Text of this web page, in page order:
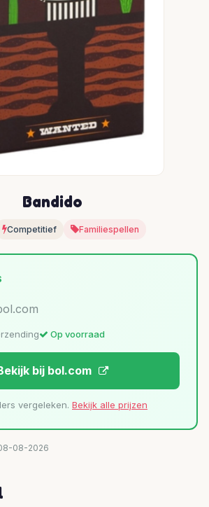
Bandido
Competitief Familiespellen
Op voorraad
bij bol.com
vergeleken. Bekijk alle prijzen
08-2026